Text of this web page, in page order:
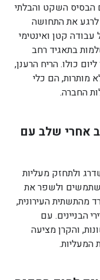
הבסיס השקט והבלתי
לרגע את התחושה
קטן ואינטימי
בתאגיד רחב
כולו. הריח הרענן,
הם כלי
החברה.
אחרי שלב עם
ולתחזק מעליות
ולשפר את
מהתשתית העירונית,
הבניינים. עם
והקרן מציעה
המעליות.